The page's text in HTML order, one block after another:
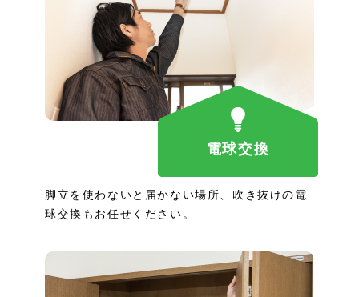
電球交換
脚立を使わないと届かない場所、吹き抜けの電
球交換もお任せください。